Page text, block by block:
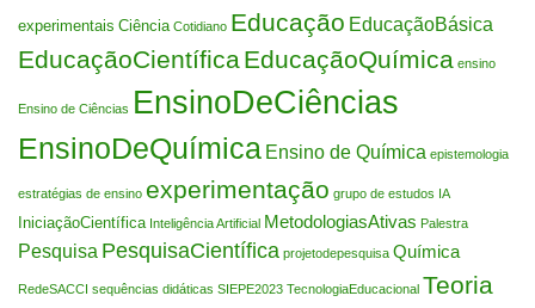
experimentais Ciência Cotidiano Educação EducaçãoBásica
EducaçãoCientíficaEducaçãoQuímica ensino
Ensino de Ciências EnsinoDeCiências
EnsinoDeQuímica Ensino de Química epistemologia
estratégias de ensino experimentação grupo de estudos IA
IniciaçãoCientífica Inteligência Artificial MetodologiasAtivas Palestra
Pesquisa PesquisaCientífica projetodepesquisa Química
RedeSACCI sequências didáticas SIEPE2023 TecnologiaEducacional Teoria